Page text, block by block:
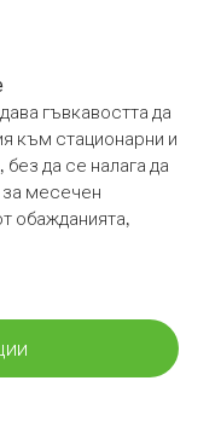
гъвкавостта да
към стационарни и
да се налага да
за месечен
обажданията,